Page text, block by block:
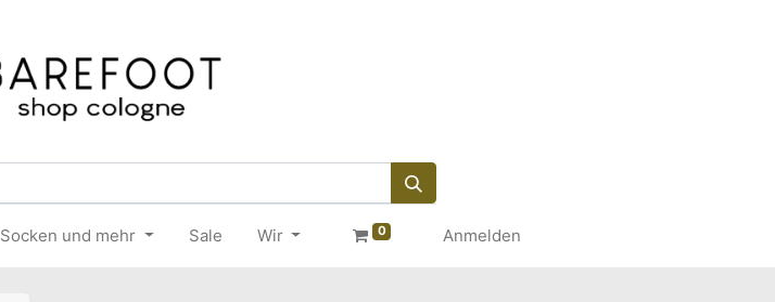
Socken und mehr Sale Wir 0 Anmelden